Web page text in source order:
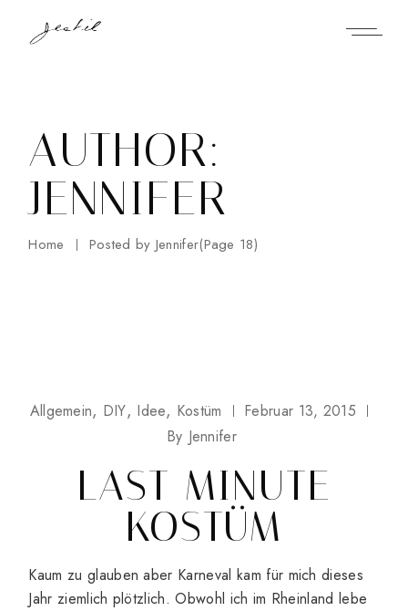
content
AUTHOR:
JENNIFER
Home Posted by Jennifer(Page 18)
Allgemein DIY Idee Kostüm
Februar 13, 2015
By Jennifer
LAST MINUTE
KOSTÜM
Kaum zu glauben aber Karneval kam für mich dieses
Jahr ziemlich plötzlich. Obwohl ich im Rheinland lebe